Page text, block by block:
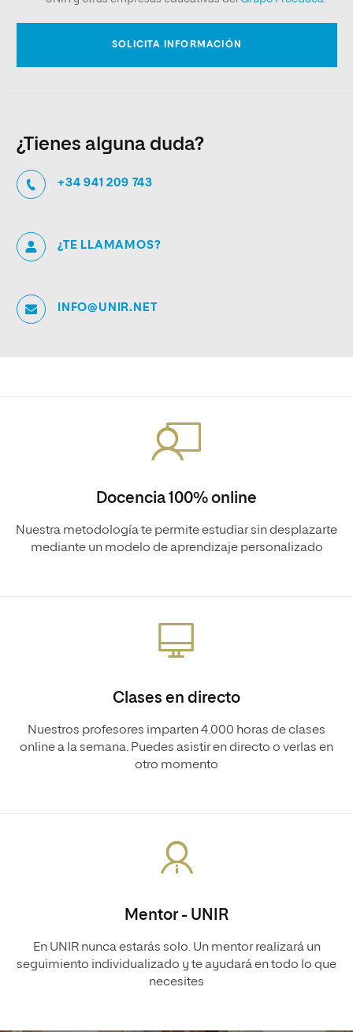
¿Tienes alguna duda?
+34 941 209 743
¿TE LLAMAMOS?
INFO@UNIR.NET
Docencia 100% online
Nuestra metodología te permite estudiar sin desplazarte
mediante un modelo de aprendizaje personalizado
Clases en directo
Nuestros profesores imparten 4.000 horas de clases
online a la semana. Puedes asistir en directo o verlas en
otro momento
Mentor - UNIR
En UNIR nunca estarás solo. Un mentor realizará un
seguimiento individualizado y te ayudará en todo lo que
necesites